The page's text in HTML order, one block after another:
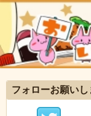
フォローお願いし